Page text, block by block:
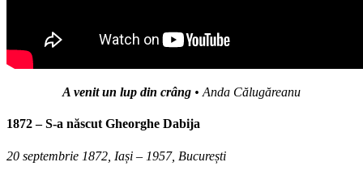
A venit un lup din crâng • Anda Călugăreanu
1872– S-a născut Gheorghe Dabija
20 septembrie 1872, Iași – 1957, București